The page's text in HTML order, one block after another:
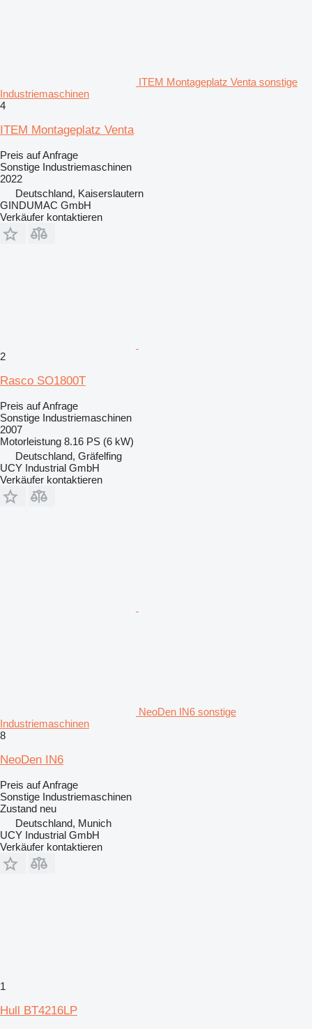
ITEM Montageplatz Venta sonstige
Industriemaschinen
4
ITEM Montageplatz Venta
Preis auf Anfrage
Sonstige Industriemaschinen
2022
Deutschland, Kaiserslautern
GINDUMAC GmbH
Verkäufer kontaktieren
2
Rasco SO1800T
Preis auf Anfrage
Sonstige Industriemaschinen
2007
Motorleistung 8.16 PS (6 kW)
Deutschland, Gräfelfing
UCY Industrial GmbH
Verkäufer kontaktieren
NeoDen IN6 sonstige
Industriemaschinen
8
NeoDen IN6
Preis auf Anfrage
Sonstige Industriemaschinen
Zustand neu
Deutschland, Munich
UCY Industrial GmbH
Verkäufer kontaktieren
1
Hull BT4216LP